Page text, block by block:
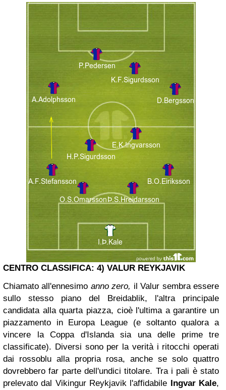
CENTRO CLASSIFICA: 4) VALUR REYKJAVIK
Chiamato all'ennesimo anno zero, il Valur sembra essere
sullo stesso piano del Breidablik, l'altra principale
candidata alla quarta piazza, cioè l'ultima a garantire un
piazzamento in Europa League (e soltanto qualora a
vincere la Coppa d'Islanda sia una delle prime tre
classificate). Diversi sono per la verità i ritocchi operati
dai rossoblu alla propria rosa, anche se solo quattro
dovrebbero far parte dell'undici titolare. Tra i pali è stato
prelevato dal Vikingur Reykjavik l'affidabile Ingvar Kale,